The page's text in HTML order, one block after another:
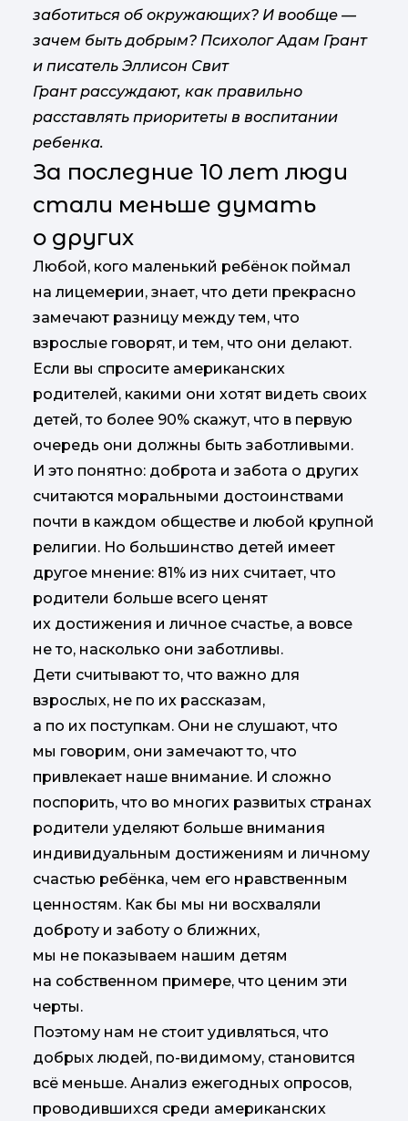
заботиться об окружающих? И вообще —
зачем быть добрым? Психолог Адам Грант
и писатель Эллисон Свит
Грант рассуждают, как правильно
расставлять приоритеты в воспитании
ребенка.
За последние 10 лет люди
стали меньше думать
о других
Любой, кого маленький ребёнок поймал
на лицемерии, знает, что дети прекрасно
замечают разницу между тем, что
взрослые говорят, и тем, что они делают.
Если вы спросите американских
родителей, какими они хотят видеть своих
детей, то более 90% скажут, что в первую
очередь они должны быть заботливыми.
И это понятно: доброта и забота о других
считаются моральными достоинствами
почти в каждом обществе и любой крупной
религии. Но большинство детей имеет
другое мнение: 81% из них считает, что
родители больше всего ценят
их достижения и личное счастье, а вовсе
не то, насколько они заботливы.
Дети считывают то, что важно для
взрослых, не по их рассказам,
а по их поступкам. Они не слушают, что
мы говорим, они замечают то, что
привлекает наше внимание. И сложно
поспорить, что во многих развитых странах
родители уделяют больше внимания
индивидуальным достижениям и личному
счастью ребёнка, чем его нравственным
ценностям. Как бы мы ни восхваляли
доброту и заботу о ближних,
мы не показываем нашим детям
на собственном примере, что ценим эти
черты.
Поэтому нам не стоит удивляться, что
добрых людей, по-видимому, становится
всё меньше. Анализ ежегодных опросов,
проводившихся среди американских